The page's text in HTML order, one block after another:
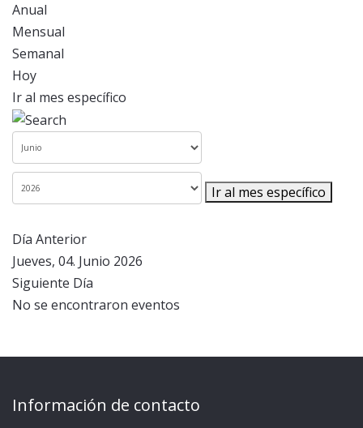
Anual
Mensual
Semanal
Hoy
Ir al mes específico
Ir al mes específico
Día Anterior
Jueves, 04. Junio 2026
Siguiente Día
No se encontraron eventos
Información de contacto